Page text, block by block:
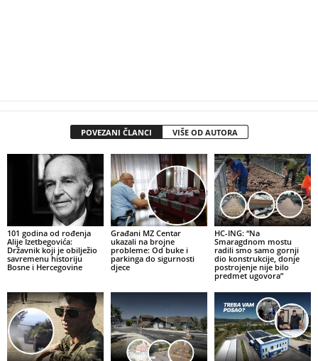
POVEZANI ČLANCI VIŠE OD AUTORA
101 godina od rođenja
Alije Izetbegovića:
Državnik koji je obilježio
savremenu historiju
Bosne i Hercegovine
Građani MZ Centar
ukazali na brojne
probleme: Od buke i
parkinga do sigurnosti
djece
HC-ING: “Na
Smaragdnom mostu
radili smo samo gornji
dio konstrukcije, donje
postrojenje nije bilo
predmet ugovora”